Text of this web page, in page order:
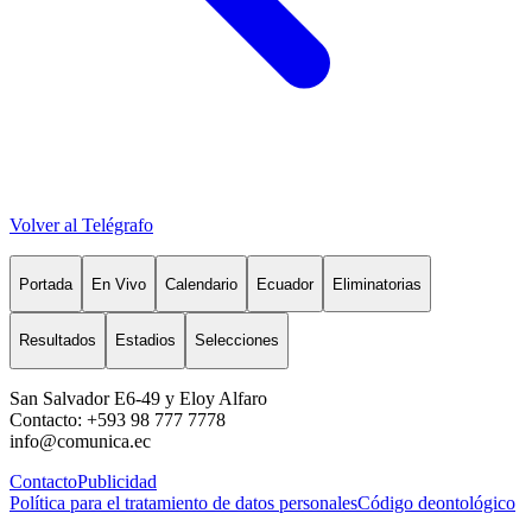
Volver al Telégrafo
Portada En Vivo Calendario Ecuador Eliminatorias
Resultados Estadios Selecciones
San Salvador E6-49 y Eloy Alfaro
Contacto: +593 98 777 7778
info@comunica.ec
ContactoPublicidad
Política para el tratamiento de datos personalesCódigo deontológico